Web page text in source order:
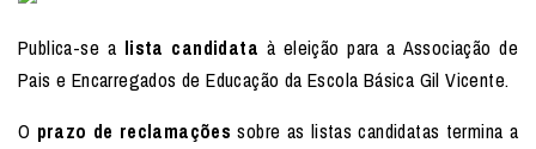
Publica-se a lista candidata à eleição para a Associação de
Pais e Encarregados de Educação da Escola Básica Gil Vicente.
O prazo de reclamações sobre as listas candidatas termina a